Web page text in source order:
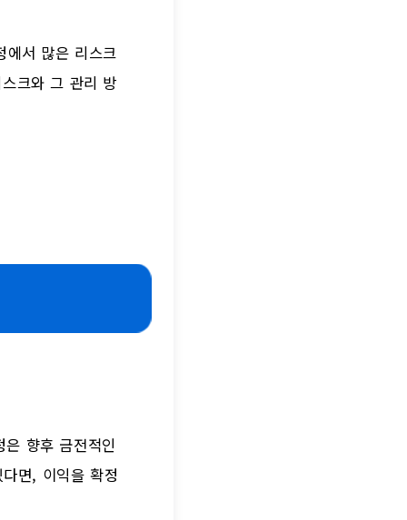
에서 많은 리스크
크와 그 관리 방
향후 금전적인
면, 이익을 확정